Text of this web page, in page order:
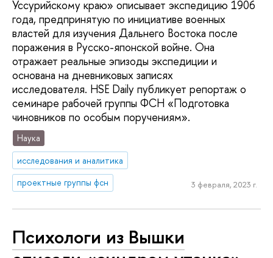
Уссурийскому краю» описывает экспедицию 1906
года, предпринятую по инициативе военных
властей для изучения Дальнего Востока после
поражения в Русско-японской войне. Она
отражает реальные эпизоды экспедиции и
основана на дневниковых записях
исследователя. HSE Daily публикует репортаж о
семинаре рабочей группы ФСН «Подготовка
чиновников по особым поручениям».
Наука
исследования и аналитика
проектные группы фсн
3 февраля, 2023 г.
Психологи из Вышки